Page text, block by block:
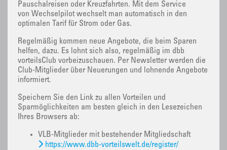
Pauschalreisen oder Kreuzfahrten. Mit dem Service
von Wechselpilot wechselt man automatisch in den
optimalen Tarif für Strom oder Gas.
Regelmäßig kommen neue Angebote, die beim Sparen
helfen, dazu. Es lohnt sich also, regelmäßig im dbb
vorteilsClub vorbeizuschauen. Per Newsletter werden die
Club-Mitglieder über Neuerungen und lohnende Angebote
informiert.
Speichern Sie den Link zu allen Vorteilen und
Sparmöglichkeiten am besten gleich in den Lesezeichen
Ihres Browsers ab:
VLB-Mitglieder mit bestehender Mitgliedschaft
https://www.dbb-vorteilswelt.de/register/